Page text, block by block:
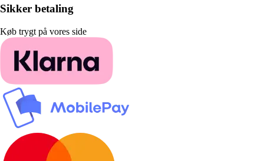
Sikker betaling
Køb trygt på vores side